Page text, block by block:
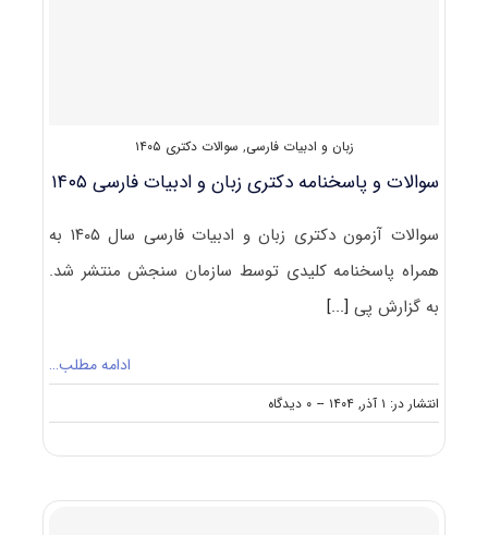
زبان و ادبیات فارسی, سوالات دکتری ۱۴۰۵
سوالات و پاسخنامه دکتری زبان و ادبیات فارسی ۱۴۰۵
سوالات آزمون دکتری زبان و ادبیات فارسی سال ۱۴۰۵ به
همراه پاسخنامه کلیدی توسط سازمان سنجش منتشر شد.
به گزارش پی[...]
ادامه مطلب…
انتشار در: ۱ آذر, ۱۴۰۴ -- ۰ دیدگاه
on
سوالات
زبان